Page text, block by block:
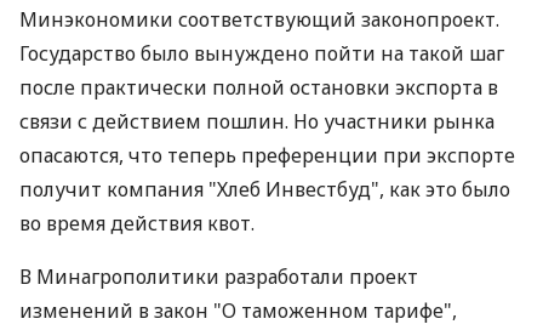
Минэкономики соответствующий законопроект.
Государство было вынуждено пойти на такой шаг
после практически полной остановки экспорта в
связи с действием пошлин. Но участники рынка
опасаются, что теперь преференции при экспорте
получит компания "Хлеб Инвестбуд", как это было
во время действия квот.
В Минагрополитики разработали проект
изменений в закон "О таможенном тарифе",